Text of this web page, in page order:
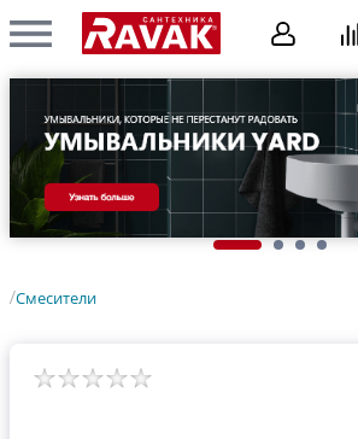
/Смесители